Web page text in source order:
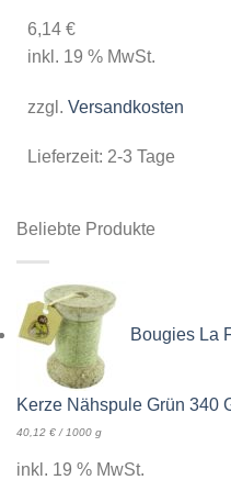
6,14 €
inkl. 19 % MwSt.
zzgl. Versandkosten
Lieferzeit: 2-3 Tage
Beliebte Produkte
Bougies La
Kerze Nähspule Grün 340
40,12 € / 1000 g
inkl. 19 % MwSt.